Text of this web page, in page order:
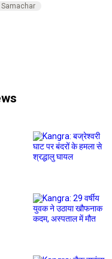
Samachar